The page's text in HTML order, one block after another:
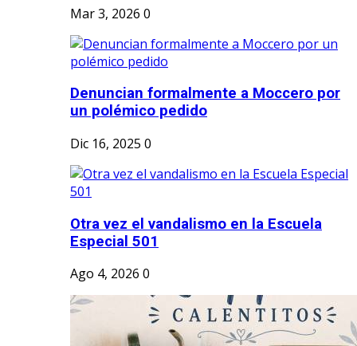
Mar 3, 2026 0
Denuncian formalmente a Moccero por
un polémico pedido
Dic 16, 2025 0
Otra vez el vandalismo en la Escuela
Especial 501
Ago 4, 2026 0